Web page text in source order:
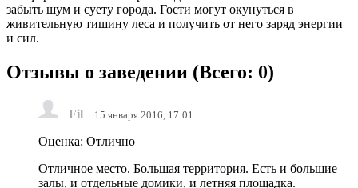
забыть шум и суету города. Гости могут окунуться в
живительную тишину леса и получить от него заряд энергии
и сил.
Отзывы о заведении (Всего: 0)
Fil 15 января 2016, 17:01
Оценка: Отлично
Отличное место. Большая территория. Есть и большие
залы, и отдельные домики, и летняя площадка.